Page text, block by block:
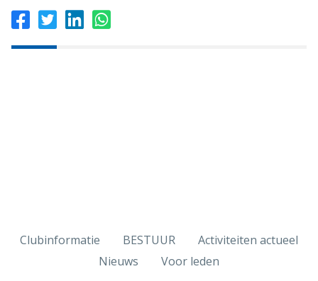
Clubinformatie BESTUUR
Activiteiten actueel
Nieuws
Voor leden